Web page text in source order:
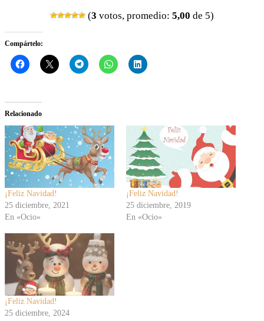
(3 votos, promedio: 5,00 de 5)
Compártelo:
Relacionado
¡Feliz Navidad!
25 diciembre, 2021
En «Ocio»
¡Feliz Navidad!
25 diciembre, 2019
En «Ocio»
¡Feliz Navidad!
25 diciembre, 2024